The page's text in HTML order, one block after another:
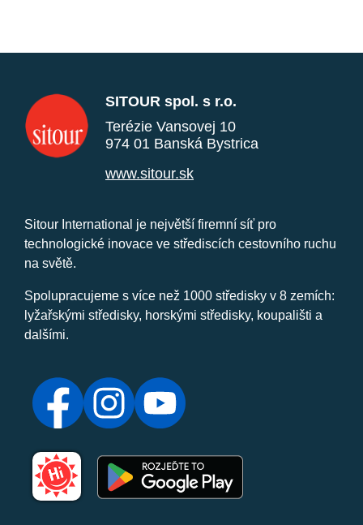
SITOUR spol. s r.o.
Terézie Vansovej 10
974 01 Banská Bystrica
www.sitour.sk
Sitour International je největší firemní síť pro
technologické inovace ve střediscích cestovního ruchu
na světě.
Spolupracujeme s více než 1000 středisky v 8 zemích:
lyžařskými středisky, horskými středisky, koupališti a
dalšími.